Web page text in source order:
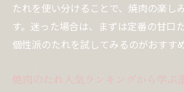
たれを使い分けることで、焼肉の楽し
す。迷った場合は、まずは定番の甘口
個性派のたれを試してみるのがおすすめ
焼肉のたれ人気ランキングから学ぶ